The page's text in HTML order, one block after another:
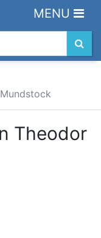
MENU
Theodor